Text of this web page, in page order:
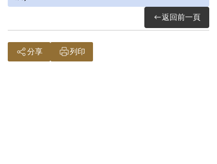
返回前一頁
分享 列印